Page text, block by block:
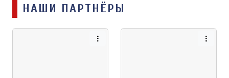
НАШИ ПАРТНЁРЫ